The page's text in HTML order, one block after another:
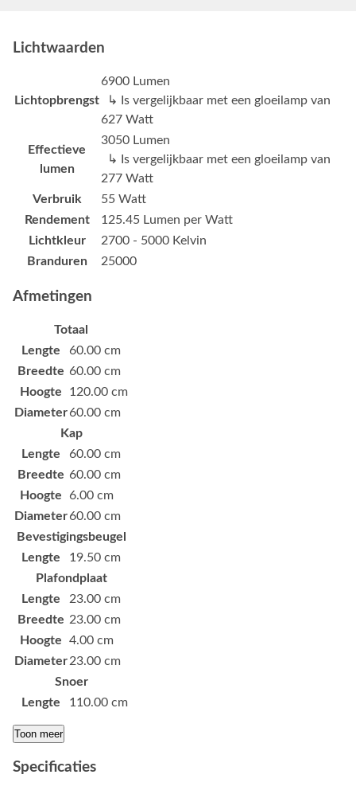
Lichtwaarden
Lichtopbrengst
6900 Lumen
↳ Is vergelijkbaar met een gloeilamp van
627 Watt
Effectieve
lumen
3050 Lumen
↳ Is vergelijkbaar met een gloeilamp van
277 Watt
Verbruik
55 Watt
Rendement
125.45 Lumen per Watt
Lichtkleur
2700 - 5000 Kelvin
Branduren
25000
Afmetingen
Totaal
Lengte
60.00 cm
Breedte 60.00 cm
Hoogte
120.00 cm
Diameter60.00 cm
Kap
Lengte
60.00 cm
Breedte 60.00 cm
Hoogte
6.00 cm
Diameter60.00 cm
Bevestigingsbeugel
Lengte
19.50 cm
Plafondplaat
Lengte
23.00 cm
Breedte 23.00 cm
Hoogte
4.00 cm
Diameter23.00 cm
Snoer
Lengte
110.00 cm
Toon meer
Specificaties